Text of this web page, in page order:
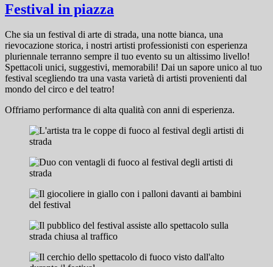
Festival in piazza
Che sia un festival di arte di strada, una notte bianca, una
rievocazione storica, i nostri artisti professionisti con esperienza
pluriennale terranno sempre il tuo evento su un altissimo livello!
Spettacoli unici, suggestivi, memorabili! Dai un sapore unico al tuo
festival scegliendo tra una vasta varietà di artisti provenienti dal
mondo del circo e del teatro!
Offriamo performance di alta qualità con anni di esperienza.